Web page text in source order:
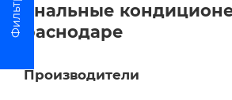
Канальные
Краснодаре
Производители